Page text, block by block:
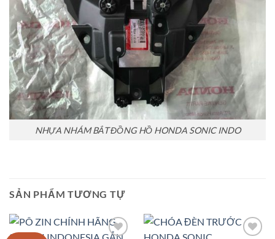
NHỰA NHÁM BẮT ĐỒNG HỒ HONDA SONIC INDO
SẢN PHẨM TƯƠNG TỰ